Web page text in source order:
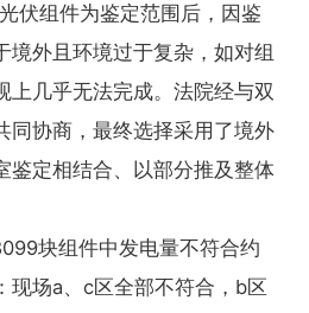
伏组件为鉴定范围后，因鉴
境外且环境过于复杂，如对组
上几乎无法完成。法院经与双
同协商，最终选择采用了境外
鉴定相结合、以部分推及整体
块组件中发电量不符合约
现场a、c区全部不符合，b区